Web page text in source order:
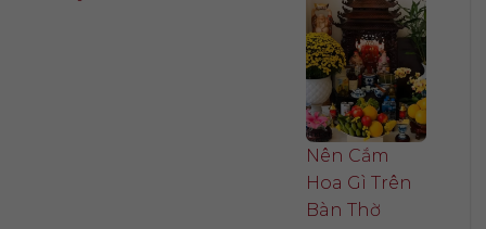
Nên Cắm
Hoa Gì Trên
Bàn Thờ